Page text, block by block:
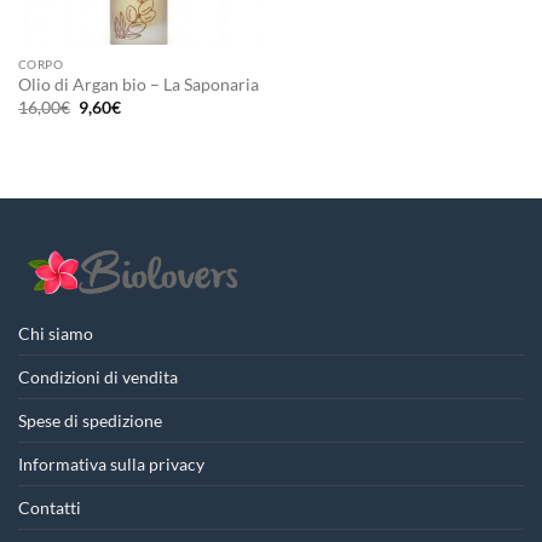
CORPO
Olio di Argan bio – La Saponaria
16,00€ Il
prezzo
9,60€Il
Chi siamo
Condizioni di vendita
Spese di spedizione
Informativa sulla privacy
Contatti